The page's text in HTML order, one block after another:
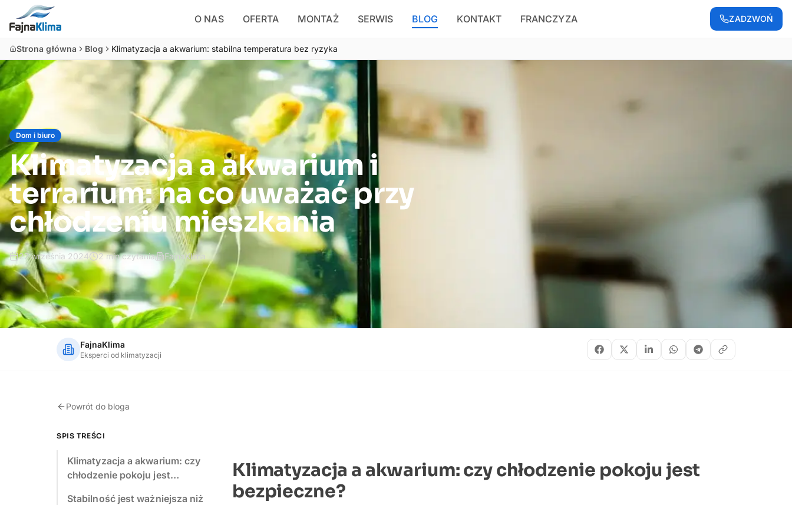
O NAS OFERTA MONTAŻ SERWIS BLOG KONTAKT FRANCZYZA ZADZWOŃ
Strona główna Blog Klimatyzacja a akwarium: stabilna temperatura bez ryzyka
Dom i biuro
Klimatyzacja a akwarium i
terrarium: na co uważać przy
chłodzeniu mieszkania
27 września 2024 2min czytania FajnaKlima
FajnaKlima
Eksperci od klimatyzacji
Powrót do bloga
SPIS TREŚCI
Klimatyzacja a akwarium: czy
chłodzenie pokoju jest…
Stabilność jest ważniejsza niż
Klimatyzacja a akwarium: czy chłodzenie pokoju jest
bezpieczne?